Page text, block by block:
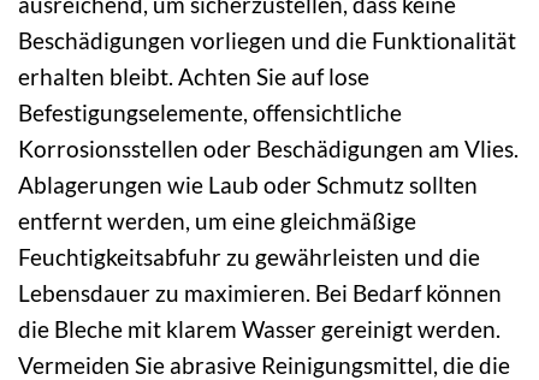
Beschädigungen vorliegen und die Funktionalität
erhalten bleibt. Achten Sie auf lose
Befestigungselemente, offensichtliche
Korrosionsstellen oder Beschädigungen am Vlies.
Ablagerungen wie Laub oder Schmutz sollten
entfernt werden, um eine gleichmäßige
Feuchtigkeitsabfuhr zu gewährleisten und die
Lebensdauer zu maximieren. Bei Bedarf können
die Bleche mit klarem Wasser gereinigt werden.
Vermeiden Sie abrasive Reinigungsmittel, die die